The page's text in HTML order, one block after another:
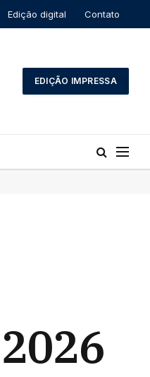
Edição digital Contato
EDIÇÃO IMPRESSA